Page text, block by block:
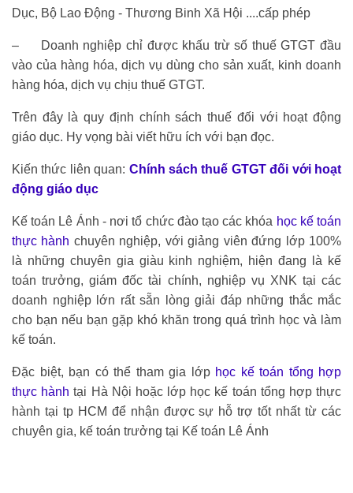
Dục, Bộ Lao Động - Thương Binh Xã Hội ....cấp phép
– Doanh nghiệp chỉ được khấu trừ số thuế GTGT đầu
vào của hàng hóa, dịch vụ dùng cho sản xuất, kinh doanh
hàng hóa, dịch vụ chịu thuế GTGT.
Trên đây là quy định chính sách thuế đối với hoạt động
giáo dục. Hy vọng bài viết hữu ích với bạn đọc.
Kiến thức liên quan: Chính sách thuế GTGT đối với hoạt
động giáo dục
Kế toán Lê Ánh - nơi tổ chức đào tạo các khóa học kế toán
thực hành chuyên nghiệp, với giảng viên đứng lớp 100%
là những chuyên gia giàu kinh nghiệm, hiện đang là kế
toán trưởng, giám đốc tài chính, nghiệp vụ XNK tại các
doanh nghiệp lớn rất sẵn lòng giải đáp những thắc mắc
cho bạn nếu bạn gặp khó khăn trong quá trình học và làm
kế toán.
Đặc biệt, bạn có thể tham gia lớp học kế toán tổng hợp
thực hành tại Hà Nội hoặc lớp học kế toán tổng hợp thực
hành tại tp HCM để nhận được sự hỗ trợ tốt nhất từ các
chuyên gia, kế toán trưởng tại Kế toán Lê Ánh